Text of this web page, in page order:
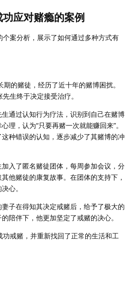
应对赌瘾的案例
案分析，展示了如何通过多种方式有
的赌徒，经历了近十年的赌博困扰。
生终于决定接受治疗。
生通过认知行为疗法，识别到自己在赌博
理，认为“只要再赌一次就能赚回来”。
种错误的认知，逐步减少了其赌博的冲
入了匿名赌徒团体，每周参加会议，分
他赌徒的康复故事。在团体的支持下，
心。
子在得知其决定戒赌后，给予了极大的
陪伴下，他更加坚定了戒赌的决心。
戒赌，并重新找回了正常的生活和工